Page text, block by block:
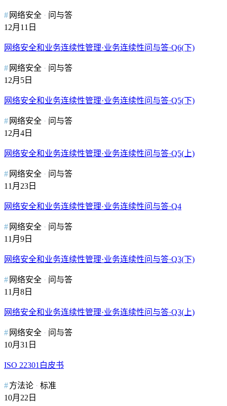
网络安全
问与答
12月11日
网络安全和业务连续性管理·业务连续性问与答·Q6(下)
网络安全
问与答
12月5日
网络安全和业务连续性管理·业务连续性问与答·Q5(下)
网络安全
问与答
12月4日
网络安全和业务连续性管理·业务连续性问与答·Q5(上)
网络安全
问与答
11月23日
网络安全和业务连续性管理·业务连续性问与答·Q4
网络安全
问与答
11月9日
网络安全和业务连续性管理·业务连续性问与答·Q3(下)
网络安全
问与答
11月8日
网络安全和业务连续性管理·业务连续性问与答·Q3(上)
网络安全
问与答
10月31日
ISO 22301白皮书
方法论
标准
10月22日